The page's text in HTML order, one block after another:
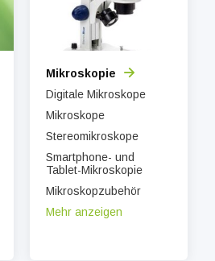
Mikroskopie
Digitale Mikroskope
Mikroskope
Stereomikroskope
Smartphone- und
Tablet-Mikroskopie
Mikroskopzubehör
Mehr anzeigen